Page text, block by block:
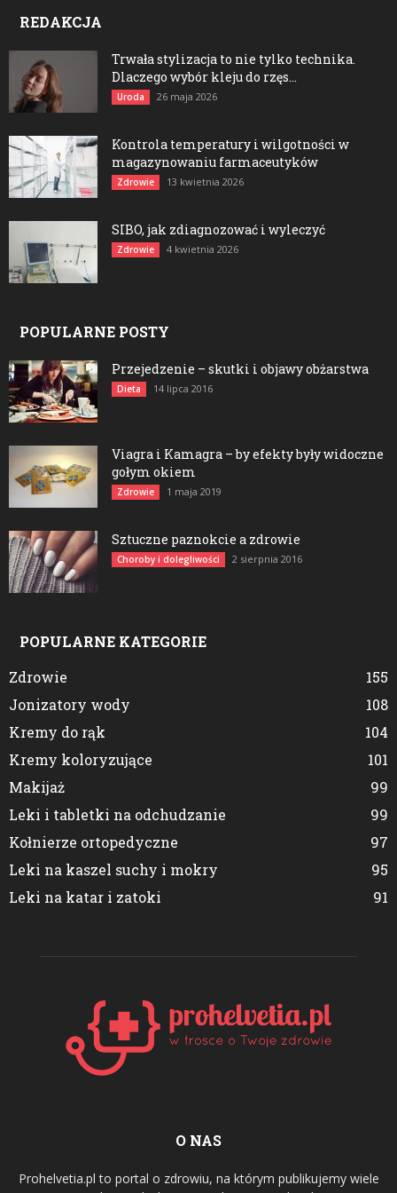
REDAKCJA
Trwała stylizacja to nie tylko technika.
Dlaczego wybór kleju do rzęs...
Uroda 26 maja 2026
Kontrola temperatury i wilgotności w
magazynowaniu farmaceutyków
Zdrowie 13 kwietnia 2026
SIBO, jak zdiagnozować i wyleczyć
Zdrowie 4 kwietnia 2026
POPULARNE POSTY
Przejedzenie – skutki i objawy obżarstwa
Dieta 14 lipca 2016
Viagra i Kamagra – by efekty były widoczne
gołym okiem
Zdrowie 1 maja 2019
Sztuczne paznokcie a zdrowie
Choroby i dolegliwości 2 sierpnia 2016
POPULARNE KATEGORIE
Zdrowie
155
Jonizatory wody
108
Kremy do rąk
104
Kremy koloryzujące
101
Makijaż
99
Leki i tabletki na odchudzanie
99
Kołnierze ortopedyczne
97
Leki na kaszel suchy i mokry
95
Leki na katar i zatoki
91
O NAS
Prohelvetia.pl to portal o zdrowiu, na którym publikujemy wiele